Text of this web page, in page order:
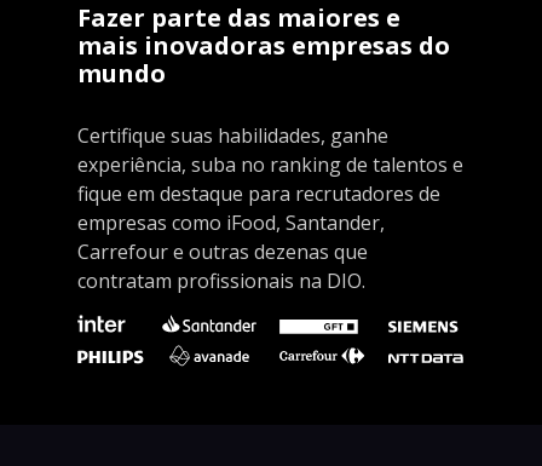
Fazer parte das maiores e
mais inovadoras empresas do
mundo
Certifique suas habilidades, ganhe
experiência, suba no ranking de talentos e
fique em destaque para recrutadores de
empresas como iFood, Santander,
Carrefour e outras dezenas que
contratam profissionais na DIO.